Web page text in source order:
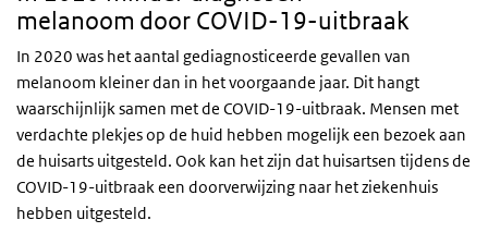
melanoom door COVID-19-uitbraak
In 2020 was het aantal gediagnosticeerde gevallen van
melanoom kleiner dan in het voorgaande jaar. Dit hangt
waarschijnlijk samen met de COVID-19-uitbraak. Mensen met
verdachte plekjes op de huid hebben mogelijk een bezoek aan
de huisarts uitgesteld. Ook kan het zijn dat huisartsen tijdens de
COVID-19-uitbraak een doorverwijzing naar het ziekenhuis
hebben uitgesteld.